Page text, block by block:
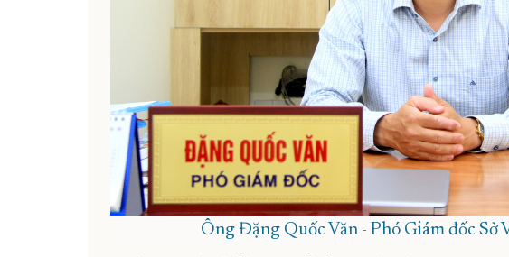
Ông Đặng Quốc Văn - Phó Giám đốc Sở